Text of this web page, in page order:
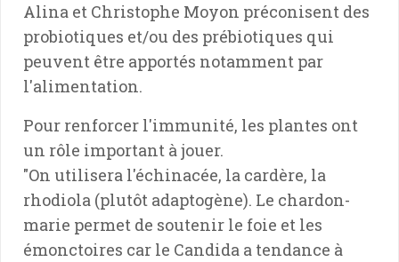
Alina et Christophe Moyon préconisent des
probiotiques et/ou des prébiotiques qui
peuvent être apportés notamment par
l'alimentation.
Pour renforcer l'immunité, les plantes ont
un rôle important à jouer.
"On utilisera l'échinacée, la cardère, la
rhodiola (plutôt adaptogène). Le chardon-
marie permet de soutenir le foie et les
émonctoires car le Candida a tendance à